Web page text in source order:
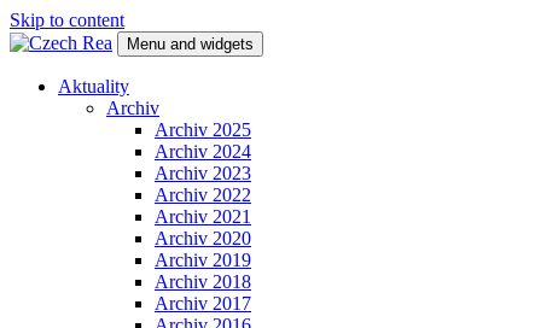
Skip to content
Czech Rea
Chovatelská stanice bernských salašnických psů
Menu and widgets
Aktuality
Archiv
Archiv 2025
Archiv 2024
Archiv 2023
Archiv 2022
Archiv 2021
Archiv 2020
Archiv 2019
Archiv 2018
Archiv 2017